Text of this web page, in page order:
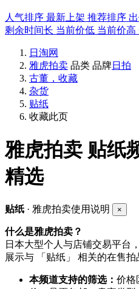
人气排序 最新上架 推荐排序
剩余时间长 当前价低 当前价高
日淘网
雅虎拍卖 品类 品牌日拍
古董，收藏
杂货
贴纸
收藏此页
雅虎拍卖 贴纸
精选
贴纸 · 雅虎拍卖使用说明 ×
什么是雅虎拍卖？
日本大型个人与店铺交易平台
展示与 「贴纸」 相关的在售拍
本频道支持的筛选： 价格